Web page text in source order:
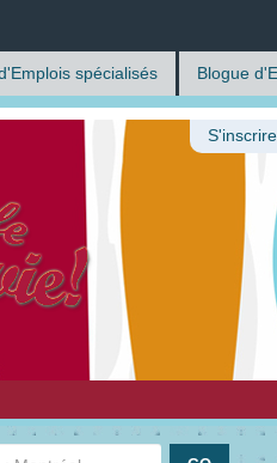
spécialisés Blogue
S'inscrire